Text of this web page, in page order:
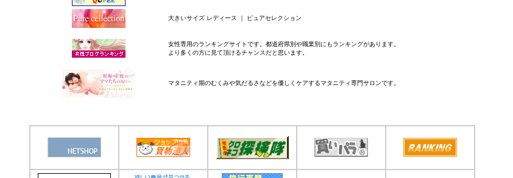
大きいサイズ レディース ｜ ピュアセレクション
女性専用のランキングサイトです。都道府県別や職業別にもランキングがあります。
より多くの方に見て頂けるチャンスだと思います。
マタニティ期のむくみや気だるさなどを優しくケアするマタニティ専門サロンです。